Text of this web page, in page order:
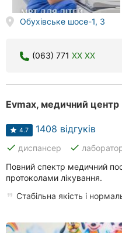
Полтава
Франківськ
Луцьк
Ужгород
Карпати
Обухівське шосе-1, 3
(063) 771 XX XX
Evmax, медичний центр
4.7 1408 відгуків
done диспансер done
Повний спектр медичний
протоколами лікування.
Стабільна якість і